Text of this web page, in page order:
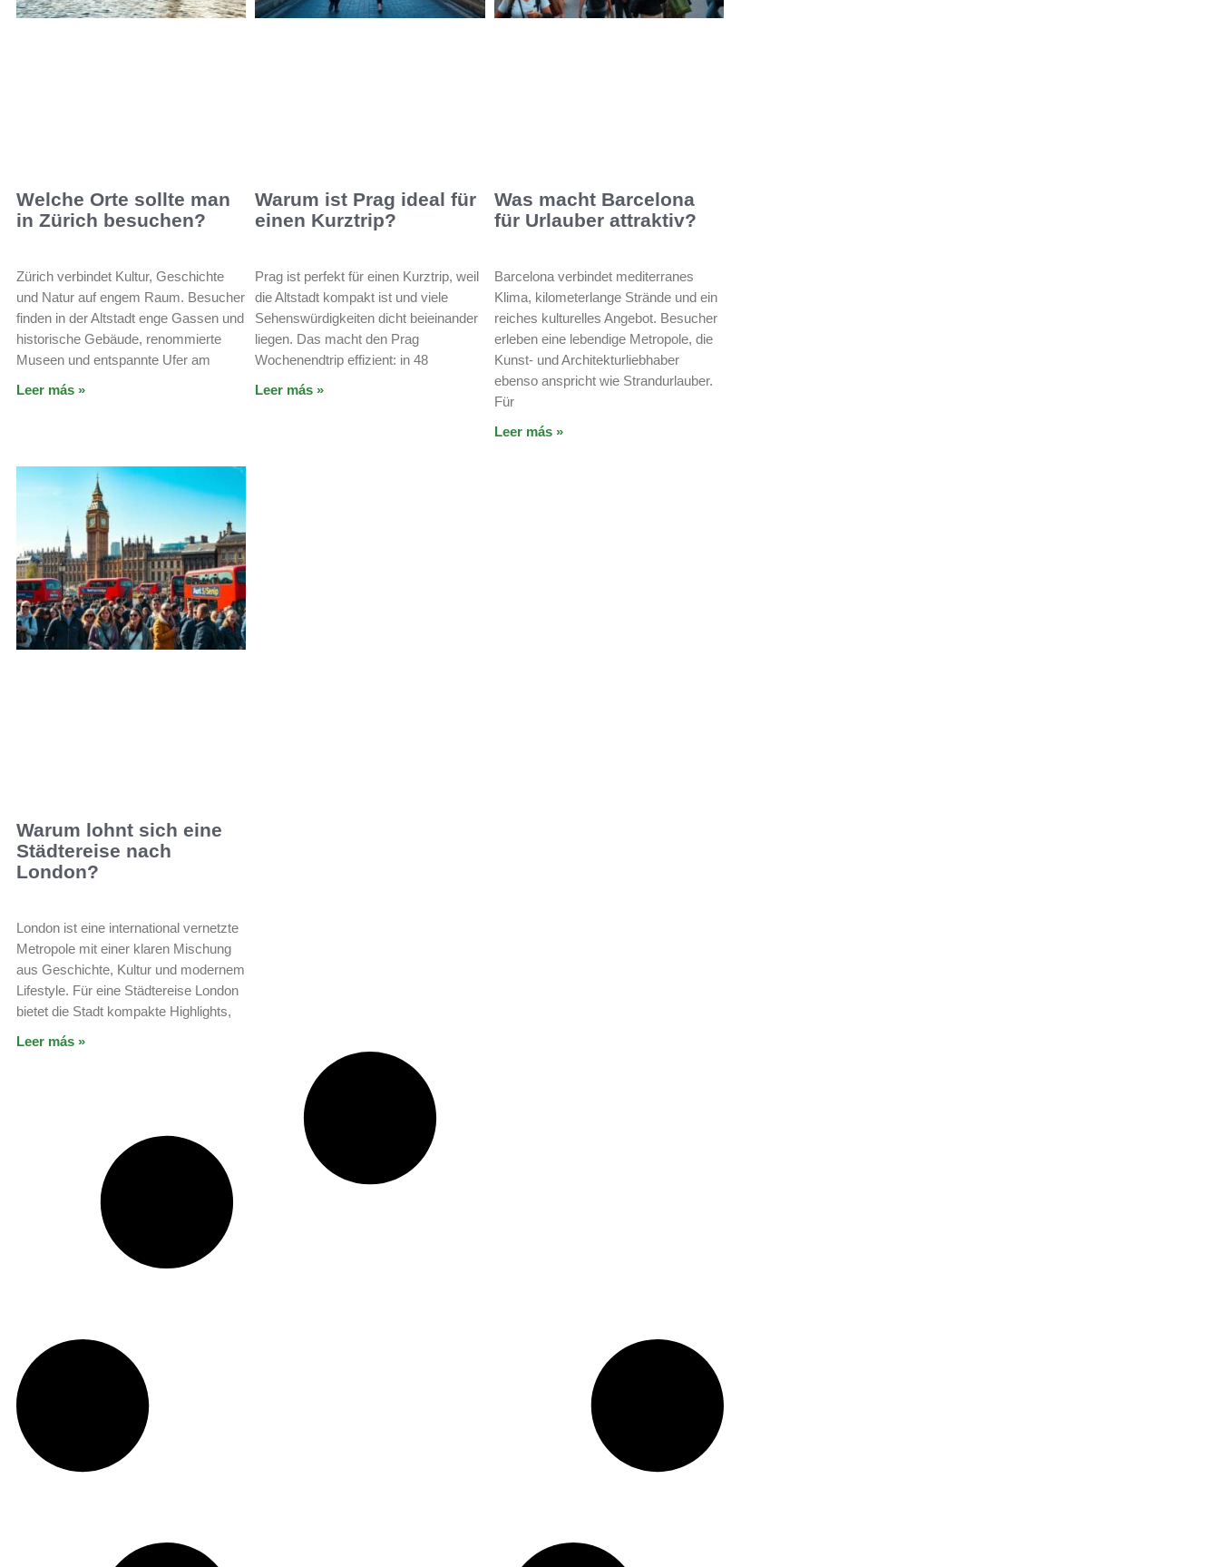
Welche Orte sollte man
in Zürich besuchen?
Zürich verbindet Kultur, Geschichte
und Natur auf engem Raum. Besucher
finden in der Altstadt enge Gassen und
historische Gebäude, renommierte
Museen und entspannte Ufer am
Leer más »
Warum ist Prag ideal für
einen Kurztrip?
Prag ist perfekt für einen Kurztrip, weil
die Altstadt kompakt ist und viele
Sehenswürdigkeiten dicht beieinander
liegen. Das macht den Prag
Wochenendtrip effizient: in 48
Leer más »
Was macht Barcelona
für Urlauber attraktiv?
Barcelona verbindet mediterranes
Klima, kilometerlange Strände und ein
reiches kulturelles Angebot. Besucher
erleben eine lebendige Metropole, die
Kunst- und Architekturliebhaber
ebenso anspricht wie Strandurlauber.
Für
Leer más »
Warum lohnt sich eine
Städtereise nach
London?
London ist eine international vernetzte
Metropole mit einer klaren Mischung
aus Geschichte, Kultur und modernem
Lifestyle. Für eine Städtereise London
bietet die Stadt kompakte Highlights,
Leer más »